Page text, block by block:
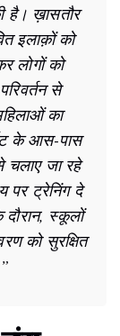
है। ख़ासतौर
इलाक़ों को
लोगों को
से
का
के आस-पास
चलाए जा रहे
पर ट्रेनिंग दे
स्कूलों
को सुरक्षित